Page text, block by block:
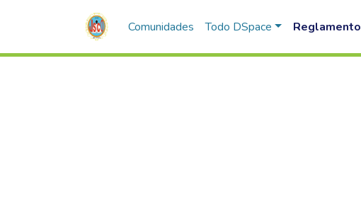
Comunidades Todo DSpace Reglamento